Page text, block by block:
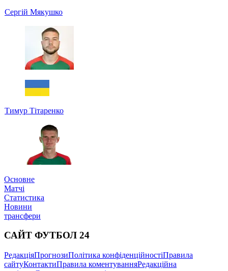
Сергій Мякушко
Тимур Тітаренко
Основне
Матчі
Статистика
Новини
трансфери
САЙТ ФУТБОЛ 24
РедакціяПрогнозиПолітика конфіденційностіПравила
сайтуКонтактиПравила коментуванняРедакційна